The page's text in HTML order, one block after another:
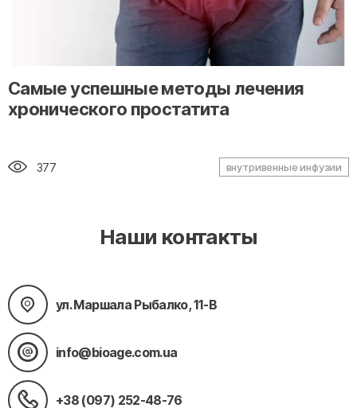
" alt="loading" class="img-responsive"/>
Самые успешные методы лечения
хронического простатита
377 внутривенные инфузии
Наши контакты
ул. Маршала Рыбалко, 11-В
info@bioage.com.ua
+38 (097) 252-48-76